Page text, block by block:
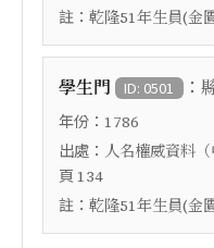
註： 乾隆51年生員(金
學生門 ID: 0501 ：
年份： 1786
出處： 人名權威資料（
頁 134
註： 乾隆51年生員(金